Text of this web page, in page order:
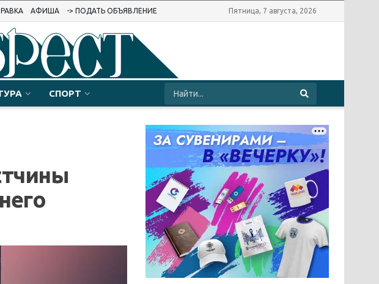
АФИША -> ПОДАТЬ ОБЪЯВЛЕНИЕ Пятница, 7 августа, 2026
СПОРТ